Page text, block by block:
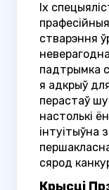
Іх
стварэння
падтрымка
я адкрыў
перастаў
настолькі
інтуітыўна
сярод
Крысці